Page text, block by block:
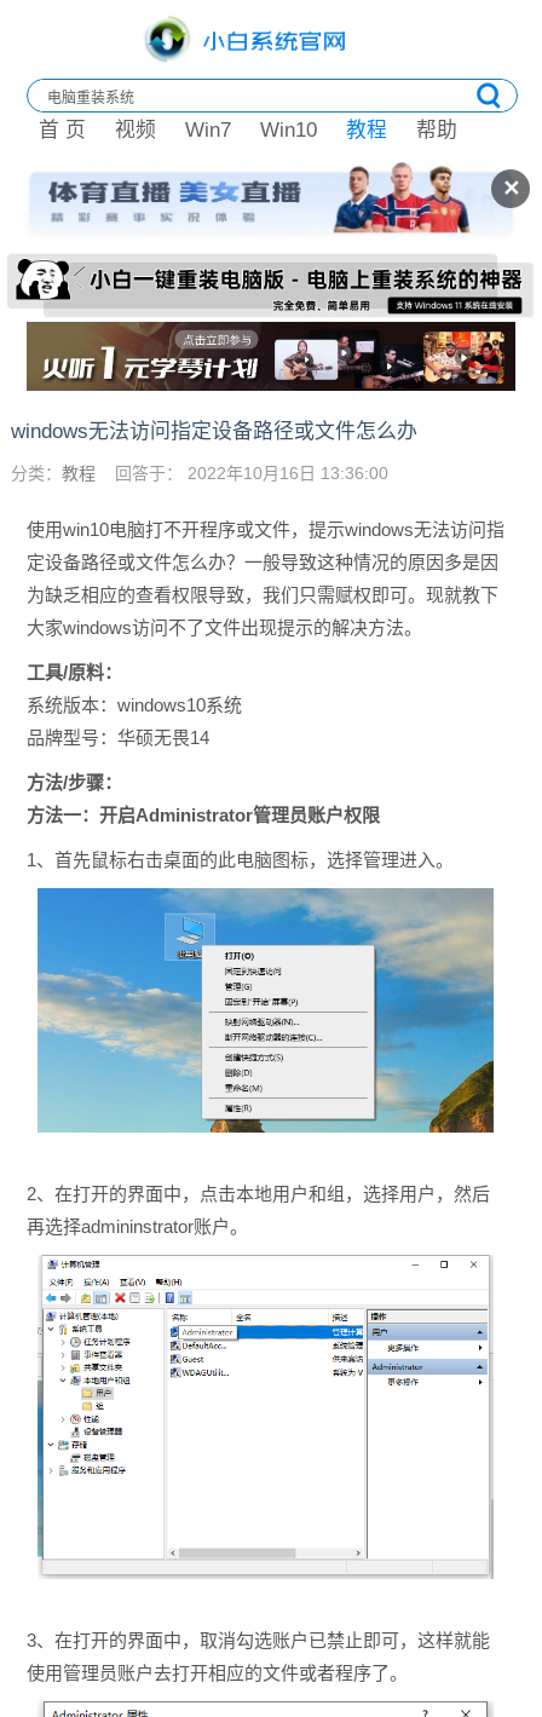
✕
首 页 视频 Win7 Win10 教程 帮助
windows无法访问指定设备路径或文件怎么办
分类： 教程 回答于： 2022年10月16日 13:36:00
使用win10电脑打不开程序或文件，提示windows无法访问指
定设备路径或文件怎么办？一般导致这种情况的原因多是因
为缺乏相应的查看权限导致，我们只需赋权即可。现就教下
大家windows访问不了文件出现提示的解决方法。
工具/原料：
系统版本：windows10系统
品牌型号：华硕无畏14
方法/步骤：
方法一：开启Administrator管理员账户权限
1、首先鼠标右击桌面的此电脑图标，选择管理进入。
2、在打开的界面中，点击本地用户和组，选择用户，然后
再选择admininstrator账户。
3、在打开的界面中，取消勾选账户已禁止即可，这样就能
使用管理员账户去打开相应的文件或者程序了。